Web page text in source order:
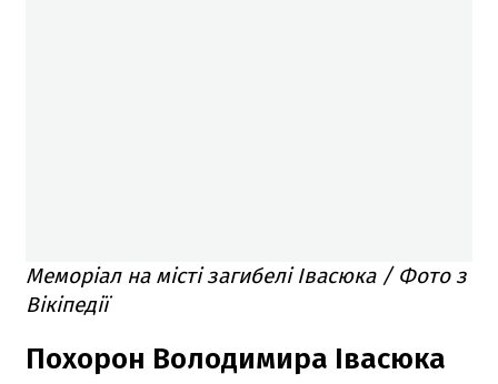
Меморіал на місті загибелі Івасюка / Фото з
Вікіпедії
Похорон Володимира Івасюка